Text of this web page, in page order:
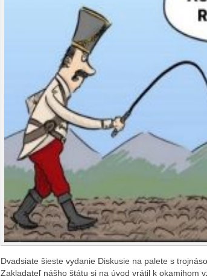
Dvadsiate šieste vydanie Diskusie na palete s
Zakladateľ nášho štátu si na úvod vrátil k okamihom